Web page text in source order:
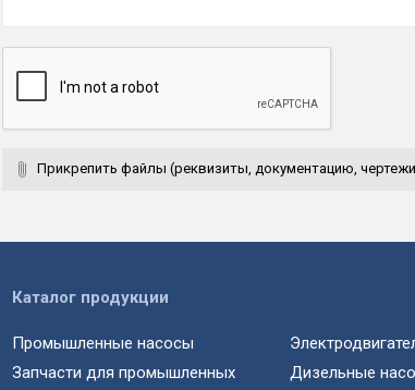
Прикрепить файлы (реквизиты, документацию,
Каталог продукции
Промышленные насосы
Запчасти для промышленных
Дизельные